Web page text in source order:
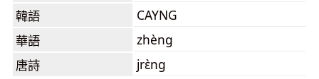
韓語
CAYNG
華語
zhèng
唐詩
jrɛ̀ng